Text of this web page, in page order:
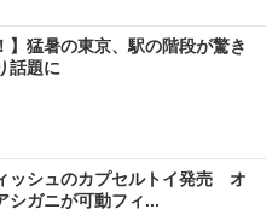
】猛暑の東京、駅の階段が驚き
話題に
ッシュのカプセルトイ発売 オ
シガニが可動フィ...